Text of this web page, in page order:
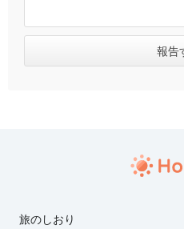
旅のしおり